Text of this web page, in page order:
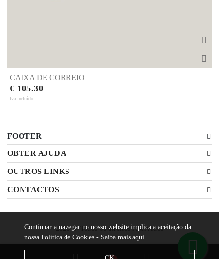
CAIXA DE CORREIO
€ 105.30
Iva incluído
FOOTER
OBTER AJUDA
OUTROS LINKS
CONTACTOS
2026 © Todos os direitos reservados
Continuar a navegar no nosso website implica a aceitação da
nossa Política de Cookies - Saiba mais aqui